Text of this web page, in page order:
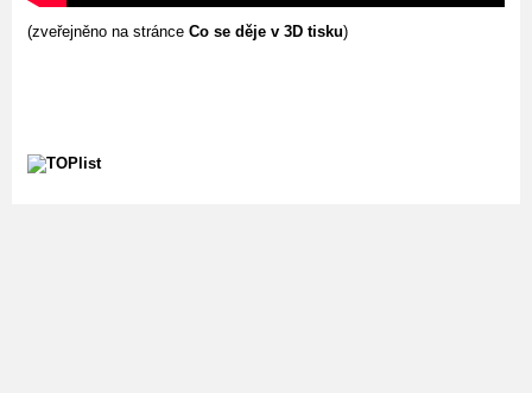
(zveřejněno na stránce Co se děje v 3D tisku)